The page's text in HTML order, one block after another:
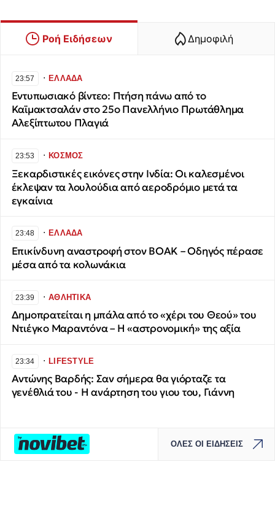
Ροή Ειδήσεων Δημοφιλή
23:57 ∙ΕΛΛΑΔΑ
​Εντυπωσιακό βίντεο: Πτήση πάνω από το
Καϊμακτσαλάν στο 25ο Πανελλήνιο Πρωτάθλημα
Αλεξίπτωτου Πλαγιά
23:53 ∙ΚΟΣΜΟΣ
Ξεκαρδιστικές εικόνες στην Ινδία: Οι καλεσμένοι
έκλεψαν τα λουλούδια από αεροδρόμιο μετά τα
εγκαίνια
23:48 ∙ΕΛΛΑΔΑ
Επικίνδυνη αναστροφή στον ΒΟΑΚ – Οδηγός πέρασε
μέσα από τα κολωνάκια
23:39 ∙ΑΘΛΗΤΙΚΑ
Δημοπρατείται η μπάλα από το «χέρι του Θεού» του
Ντιέγκο Μαραντόνα – Η «αστρονομική» της αξία
23:34 ∙LIFESTYLE
Αντώνης Βαρδής: Σαν σήμερα θα γιόρταζε τα
γενέθλιά του - Η ανάρτηση του γιου του, Γιάννη
ΟΛΕΣ ΟΙ ΕΙΔΗΣΕΙΣ